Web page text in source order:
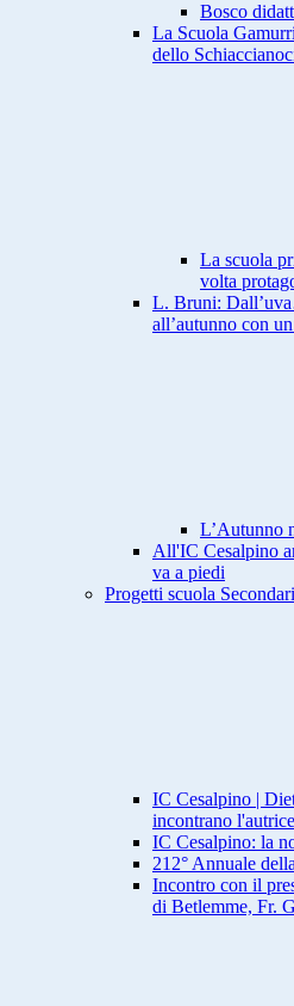
Bosco
La Scuola
dello
La scuola
volta
L. Bruni:
all’autunno con
L’Autunno
All'IC Cesalpino
va a piedi
Progetti scuola
IC Cesalpino |
incontrano
IC Cesalpino: la
212° Annuale
Incontro con il
di Betlemme, Fr.